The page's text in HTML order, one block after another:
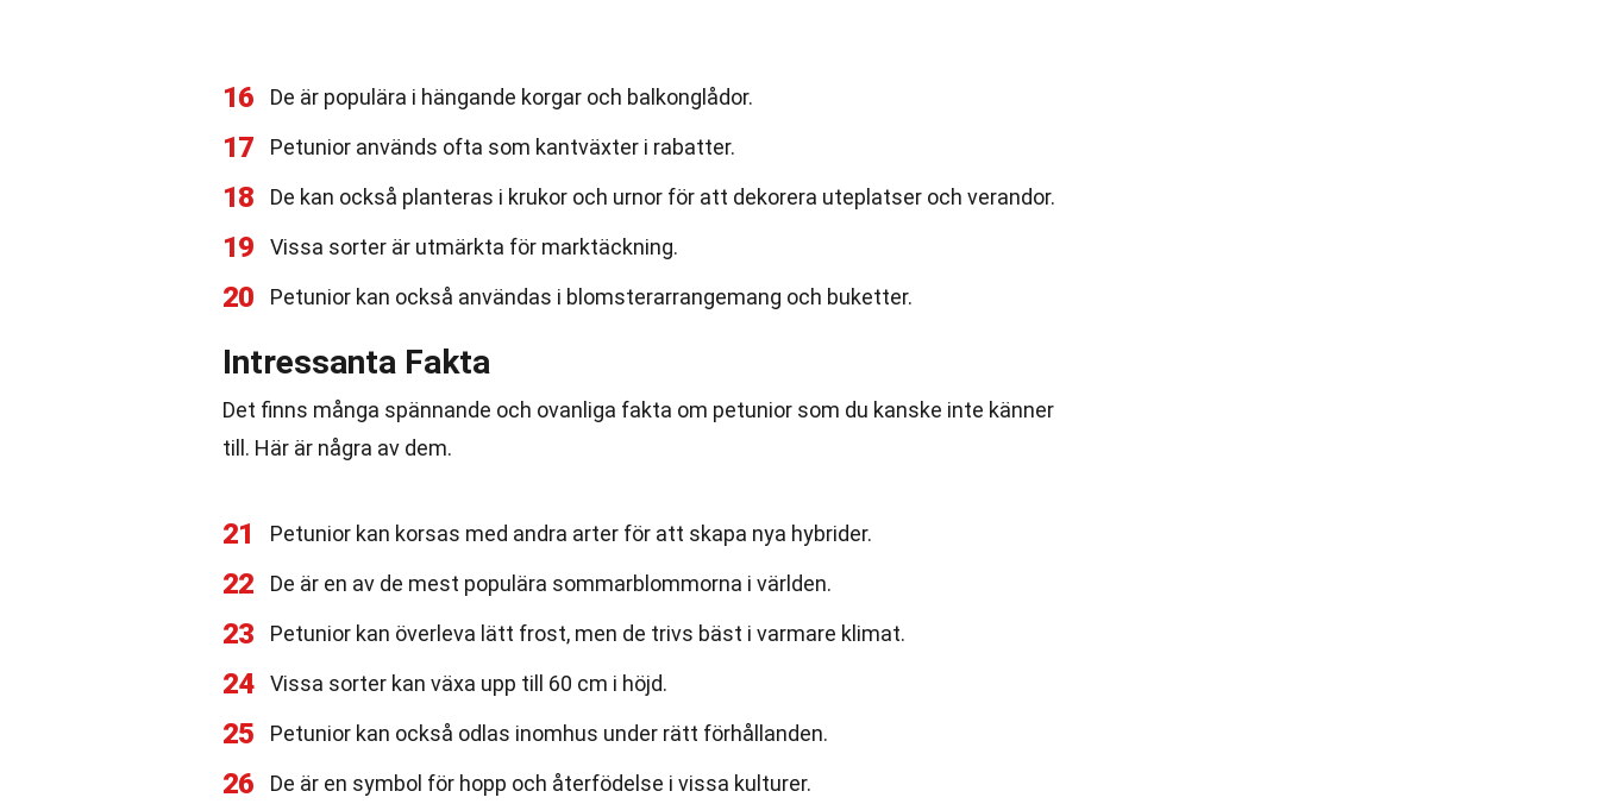
16 De är populära i hängande korgar och balkonglådor.
17 Petunior används ofta som kantväxter i rabatter.
18 De kan också planteras i krukor och urnor för att dekorera uteplatser och verandor.
19 Vissa sorter är utmärkta för marktäckning.
20 Petunior kan också användas i blomsterarrangemang och buketter.
Intressanta Fakta
Det finns många spännande och ovanliga fakta om petunior som du kanske inte känner
till. Här är några av dem.
21 Petunior kan korsas med andra arter för att skapa nya hybrider.
22 De är en av de mest populära sommarblommorna i världen.
23 Petunior kan överleva lätt frost, men de trivs bäst i varmare klimat.
24 Vissa sorter kan växa upp till 60 cm i höjd.
25 Petunior kan också odlas inomhus under rätt förhållanden.
26 De är en symbol för hopp och återfödelse i vissa kulturer.